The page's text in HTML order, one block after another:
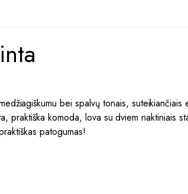
bei spalvų tonais,
praktiška komoda, lova su dviem naktiniais
patogumas!